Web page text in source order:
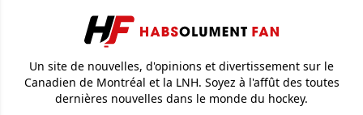
Un site de nouvelles, d'opinions et divertissement sur le
Canadien de Montréal et la LNH. Soyez à l'affût des toutes
dernières nouvelles dans le monde du hockey.